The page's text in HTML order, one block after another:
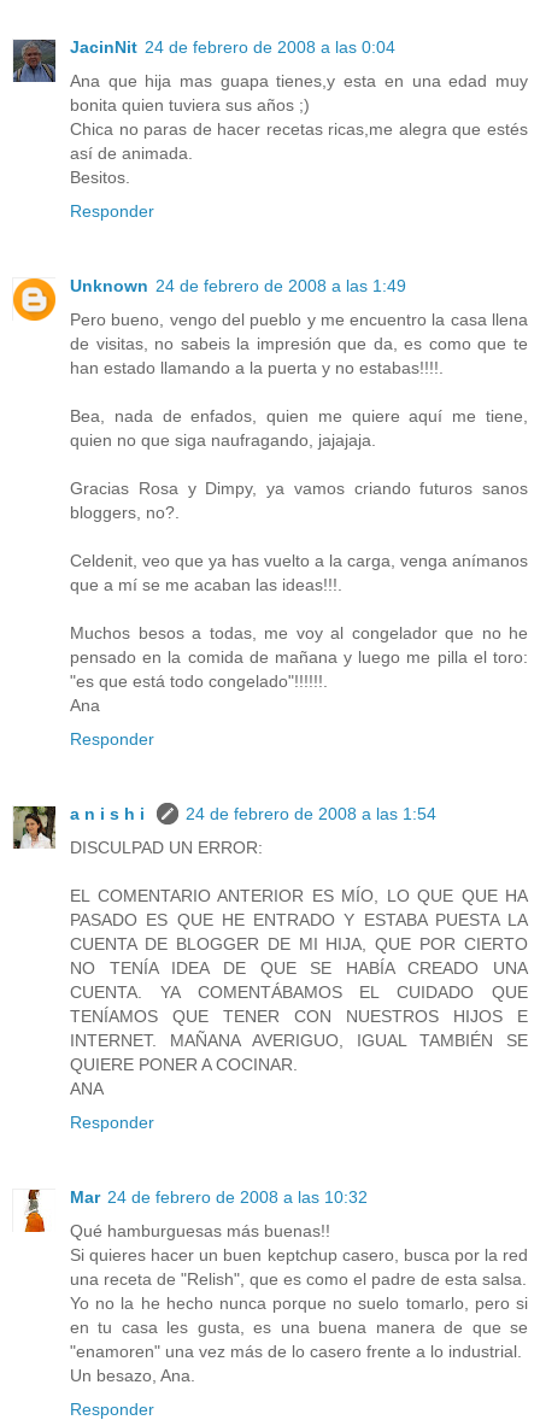
JacinNit 24 de febrero de 2008 a las 0:04
Ana que hija mas guapa tienes,y esta en una edad muy
bonita quien tuviera sus años ;)
Chica no paras de hacer recetas ricas,me alegra que estés
así de animada.
Besitos.
Responder
Unknown 24 de febrero de 2008 a las 1:49
Pero bueno, vengo del pueblo y me encuentro la casa llena
de visitas, no sabeis la impresión que da, es como que te
han estado llamando a la puerta y no estabas!!!!.
Bea, nada de enfados, quien me quiere aquí me tiene,
quien no que siga naufragando, jajajaja.
Gracias Rosa y Dimpy, ya vamos criando futuros sanos
bloggers, no?.
Celdenit, veo que ya has vuelto a la carga, venga anímanos
que a mí se me acaban las ideas!!!.
Muchos besos a todas, me voy al congelador que no he
pensado en la comida de mañana y luego me pilla el toro:
"es que está todo congelado"!!!!!!.
Ana
Responder
a n i s h i
24 de febrero de 2008 a las 1:54
DISCULPAD UN ERROR:
EL COMENTARIO ANTERIOR ES MÍO, LO QUE QUE HA
PASADO ES QUE HE ENTRADO Y ESTABA PUESTA LA
CUENTA DE BLOGGER DE MI HIJA, QUE POR CIERTO
NO TENÍA IDEA DE QUE SE HABÍA CREADO UNA
CUENTA. YA COMENTÁBAMOS EL CUIDADO QUE
TENÍAMOS QUE TENER CON NUESTROS HIJOS E
INTERNET. MAÑANA AVERIGUO, IGUAL TAMBIÉN SE
QUIERE PONER A COCINAR.
ANA
Responder
Mar 24 de febrero de 2008 a las 10:32
Qué hamburguesas más buenas!!
Si quieres hacer un buen keptchup casero, busca por la red
una receta de "Relish", que es como el padre de esta salsa.
Yo no la he hecho nunca porque no suelo tomarlo, pero si
en tu casa les gusta, es una buena manera de que se
"enamoren" una vez más de lo casero frente a lo industrial.
Un besazo, Ana.
Responder